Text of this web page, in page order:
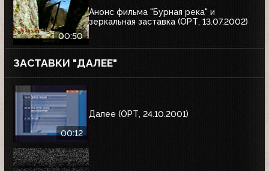
00:50
Анонс фильма "Бурная река" и
зеркальная заставка (ОРТ, 13.07.2002)
ЗАСТАВКИ "ДАЛЕЕ"
00:12
Далее (ОРТ, 24.10.2001)